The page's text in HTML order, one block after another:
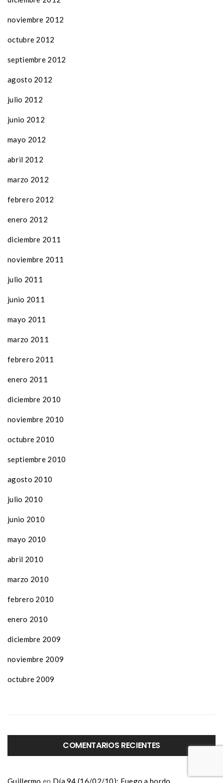
noviembre 2012
octubre 2012
septiembre 2012
agosto 2012
julio 2012
junio 2012
mayo 2012
abril 2012
marzo 2012
febrero 2012
enero 2012
diciembre 2011
noviembre 2011
julio 2011
junio 2011
mayo 2011
marzo 2011
febrero 2011
enero 2011
diciembre 2010
noviembre 2010
octubre 2010
septiembre 2010
agosto 2010
julio 2010
junio 2010
mayo 2010
abril 2010
marzo 2010
febrero 2010
enero 2010
diciembre 2009
noviembre 2009
octubre 2009
COMENTARIOS RECIENTES
Guillermo en Día 94 (16/02/10): Fuego a bordo